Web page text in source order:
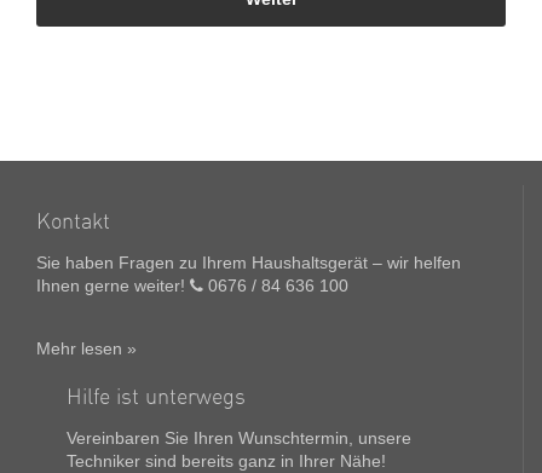
Kontakt
Sie haben Fragen zu Ihrem Haushaltsgerät – wir helfen
Ihnen gerne weiter!
0676 / 84 636 100
Mehr lesen »
Hilfe ist unterwegs
Vereinbaren Sie Ihren Wunschtermin, unsere
Techniker sind bereits ganz in Ihrer Nähe!